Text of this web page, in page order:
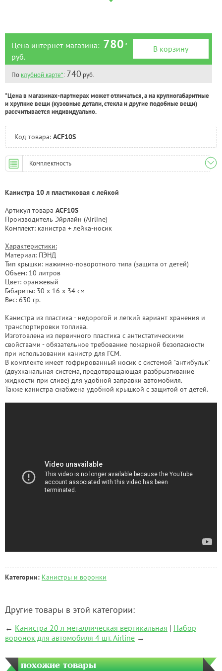
Под заказ
Тюмень:
Под заказ
Челябинск:
Цена интернет-магазина: 780*
руб.
В корзину
По клубной карте*: 740 руб.
*Цена в магазинах-партнерах может отличаться, а на крупногабаритные
и хрупкие вещи (кузовные детали, стекла и другие подобные вещи)
рассчитывается индивидуально.
Код товара: ACF10S
Комплектность
Канистра 10 л пластиковая с лейкой
Артикул товара ACF10S
Производитель Эйрлайн (Airline)
Комплект: канистра + лейка-носик
Характеристики:
Материал: ПЭНД
Тип крышки: нажимно-поворотного типа (защита от детей)
Объем: 10 литров
Цвет: оранжевый
Габариты: 30 x 16 x 34 см
Вес: 630 гр.
Канистра из пластика - недорогой и легкий вариант хранения и
транспортировки топлива.
Изготовлена из первичного пластика с антистатическими
свойствами - обязательное требование пожарной безопасности
при использовании канистр для ГСМ.
В комплекте имеет гофрированный носик с системой "антибульк"
(двухканальная система, предотвращающая разбрызгивание
жидкости при сливе) для удобной заправки автомобиля.
Также канистра снабжена удобной крышкой с защитой от детей.
Категории: Канистры и воронки
Другие товары в этой категории:
← Канистра 20 л металлическая вертикальная | Набор
воронок для автомобиля 4 шт. Airline →
похожие товары